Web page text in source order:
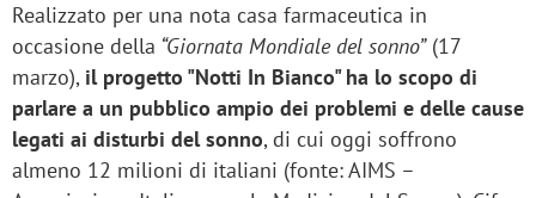
Realizzato per una nota casa farmaceutica in
occasione della “Giornata Mondiale del sonno”(17
marzo), il progetto "Notti In Bianco" ha lo scopo di
parlare a un pubblico ampio dei problemi e delle cause
legati ai disturbi del sonno, di cui oggi soffrono
almeno 12 milioni di italiani (fonte: AIMS –